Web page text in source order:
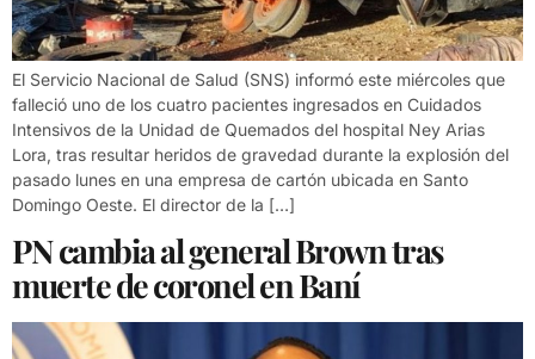
El Servicio Nacional de Salud (SNS) informó este miércoles que
falleció uno de los cuatro pacientes ingresados en Cuidados
Intensivos de la Unidad de Quemados del hospital Ney Arias
Lora, tras resultar heridos de gravedad durante la explosión del
pasado lunes en una empresa de cartón ubicada en Santo
Domingo Oeste. El director de la […]
PN cambia al general Brown tras
muerte de coronel en Baní